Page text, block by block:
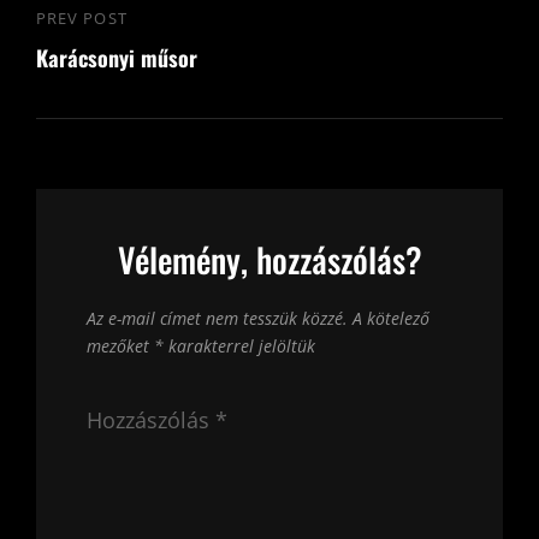
Previous
Post
PREV POST
Karácsonyi műsor
Vélemény, hozzászólás?
Az e-mail címet nem tesszük közzé. A kötelező
mezőket * karakterrel jelöltük
Hozzászólás *